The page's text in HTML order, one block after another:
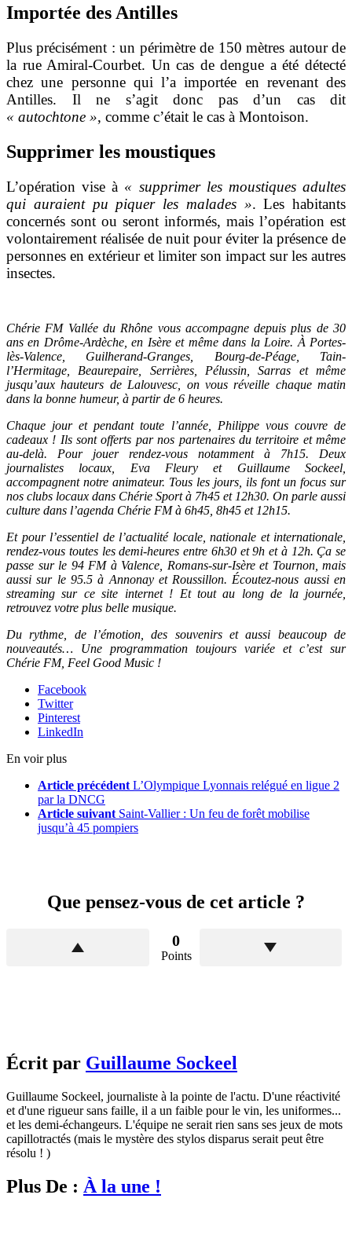
Importée des Antilles
Plus précisément : un périmètre de 150 mètres autour de
la rue Amiral-Courbet. Un cas de dengue a été détecté
chez une personne qui l’a importée en revenant des
Antilles. Il ne s’agit donc pas d’un cas dit
« autochtone », comme c’était le cas à Montoison.
Supprimer les moustiques
L’opération vise à « supprimer les moustiques adultes
qui auraient pu piquer les malades ». Les habitants
concernés sont ou seront informés, mais l’opération est
volontairement réalisée de nuit pour éviter la présence de
personnes en extérieur et limiter son impact sur les autres
insectes.
Chérie FM Vallée du Rhône vous accompagne depuis plus de 30
ans en Drôme-Ardèche, en Isère et même dans la Loire. À Portes-
lès-Valence, Guilherand-Granges, Bourg-de-Péage, Tain-
l’Hermitage, Beaurepaire, Serrières, Pélussin, Sarras et même
jusqu’aux hauteurs de Lalouvesc, on vous réveille chaque matin
dans la bonne humeur, à partir de 6 heures.
Chaque jour et pendant toute l’année, Philippe vous couvre de
cadeaux ! Ils sont offerts par nos partenaires du territoire et même
au-delà. Pour jouer rendez-vous notamment à 7h15. Deux
journalistes locaux, Eva Fleury et Guillaume Sockeel,
accompagnent notre animateur. Tous les jours, ils font un focus sur
nos clubs locaux dans Chérie Sport à 7h45 et 12h30. On parle aussi
culture dans l’agenda Chérie FM à 6h45, 8h45 et 12h15.
Et pour l’essentiel de l’actualité locale, nationale et internationale,
rendez-vous toutes les demi-heures entre 6h30 et 9h et à 12h. Ça se
passe sur le 94 FM à Valence, Romans-sur-Isère et Tournon, mais
aussi sur le 95.5 à Annonay et Roussillon. Écoutez-nous aussi en
streaming sur ce site internet ! Et tout au long de la journée,
retrouvez votre plus belle musique.
Du rythme, de l’émotion, des souvenirs et aussi beaucoup de
nouveautés… Une programmation toujours variée et c’est sur
Chérie FM, Feel Good Music !
Facebook
Twitter
Pinterest
LinkedIn
En voir plus
Article précédent L’Olympique Lyonnais relégué en ligue 2
par la DNCG
Article suivant Saint-Vallier : Un feu de forêt mobilise
jusqu’à 45 pompiers
Que pensez-vous de cet article ?
0
Points
Écrit par Guillaume Sockeel
Guillaume Sockeel, journaliste à la pointe de l'actu. D'une réactivité
et d'une rigueur sans faille, il a un faible pour le vin, les uniformes...
et les demi-échangeurs. L'équipe ne serait rien sans ses jeux de mots
capillotractés (mais le mystère des stylos disparus serait peut être
résolu ! )
Plus De : À la une !